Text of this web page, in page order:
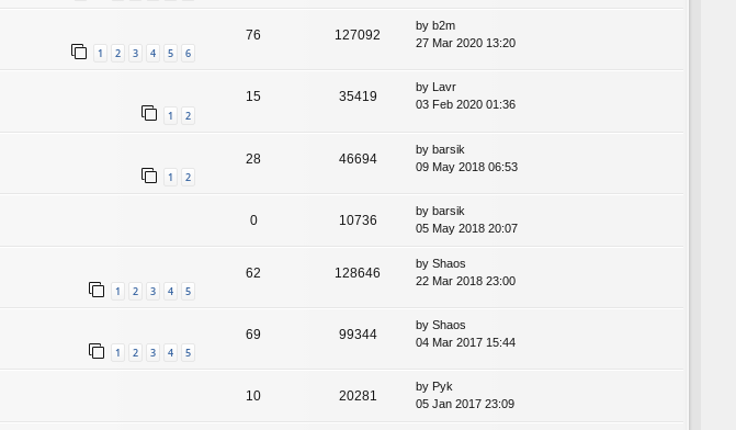
1 2 3 4 5 6
76 127092
by b2m
27 Mar 2020 13:20
1 2
15 35419
by Lavr
03 Feb 2020 01:36
1 2
28 46694
by barsik
09 May 2018 06:53
0 10736
by barsik
05 May 2018 20:07
1 2 3 4 5
62 128646
by Shaos
22 Mar 2018 23:00
1 2 3 4 5
69 99344
by Shaos
04 Mar 2017 15:44
10 20281
by Pyk
05 Jan 2017 23:09